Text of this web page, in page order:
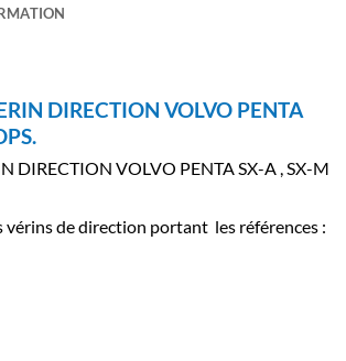
DIRECTION VOLVO PENTA
DIRECTION VOLVO PENTA SX-A , SX-M
vérins de direction portant les références :